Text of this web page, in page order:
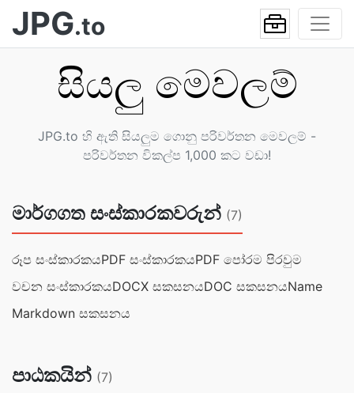
JPG.to
සියලු මෙවලම්
JPG.to හි ඇති සියලුම ගොනු පරිවර්තන මෙවලම් -
පරිවර්තන විකල්ප 1,000 කට වඩා!
මාර්ගගත සංස්කාරකවරුන් (7)
රූප සංස්කාරකයPDF සංස්කාරකයPDF පෝරම පිරවුම
වචන සංස්කාරකයDOCX සකසනයDOC සකසනයName
Markdown සකසනය
පාඨකයින් (7)